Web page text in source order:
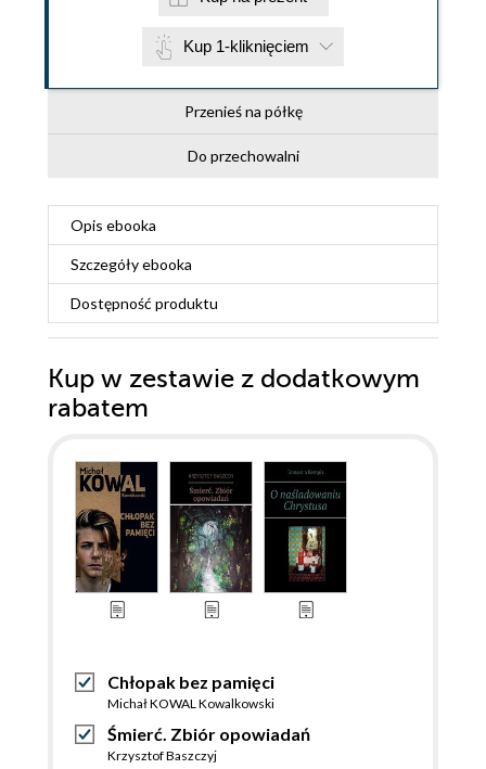
Kup 1-kliknięciem
Przenieś na półkę
Do przechowalni
Opis ebooka
Szczegółyebooka
Dostępność produktu
Kup w zestawie z dodatkowym
rabatem
Chłopak bez pamięci
Michał KOWAL Kowalkowski
Śmierć. Zbiór opowiadań
Krzysztof Baszczyj